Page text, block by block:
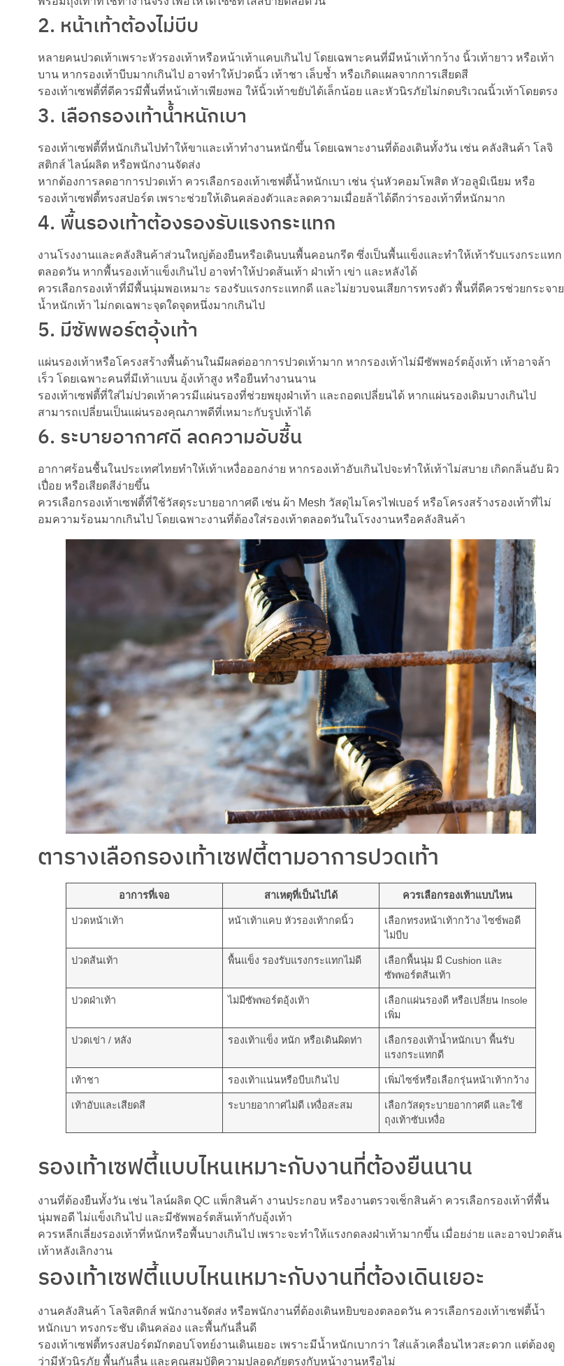
2. หน้าเท้าต้องไม่บีบ
หลายคนปวดเท้าเพราะหัวรองเท้าหรือหน้าเท้าแคบเกินไป โดยเฉพาะคนที่มีหน้าเท้ากว้าง นิ้วเท้ายาว หรือเท้า
บาน หากรองเท้าบีบมากเกินไป อาจทำให้ปวดนิ้ว เท้าชา เล็บช้ำ หรือเกิดแผลจากการเสียดสี
รองเท้าเซฟตี้ที่ดีควรมีพื้นที่หน้าเท้าเพียงพอ ให้นิ้วเท้าขยับได้เล็กน้อย และหัวนิรภัยไม่กดบริเวณนิ้วเท้าโดยตรง
3. เลือกรองเท้าน้ำหนักเบา
รองเท้าเซฟตี้ที่หนักเกินไปทำให้ขาและเท้าทำงานหนักขึ้น โดยเฉพาะงานที่ต้องเดินทั้งวัน เช่น คลังสินค้า โลจิ
สติกส์ ไลน์ผลิต หรือพนักงานจัดส่ง
หากต้องการลดอาการปวดเท้า ควรเลือกรองเท้าเซฟตี้น้ำหนักเบา เช่น รุ่นหัวคอมโพสิต หัวอลูมิเนียม หรือ
รองเท้าเซฟตี้ทรงสปอร์ต เพราะช่วยให้เดินคล่องตัวและลดความเมื่อยล้าได้ดีกว่ารองเท้าที่หนักมาก
4. พื้นรองเท้าต้องรองรับแรงกระแทก
งานโรงงานและคลังสินค้าส่วนใหญ่ต้องยืนหรือเดินบนพื้นคอนกรีต ซึ่งเป็นพื้นแข็งและทำให้เท้ารับแรงกระแทก
ตลอดวัน หากพื้นรองเท้าแข็งเกินไป อาจทำให้ปวดส้นเท้า ฝ่าเท้า เข่า และหลังได้
ควรเลือกรองเท้าที่มีพื้นนุ่มพอเหมาะ รองรับแรงกระแทกดี และไม่ยวบจนเสียการทรงตัว พื้นที่ดีควรช่วยกระจาย
น้ำหนักเท้า ไม่กดเฉพาะจุดใดจุดหนึ่งมากเกินไป
5. มีซัพพอร์ตอุ้งเท้า
แผ่นรองเท้าหรือโครงสร้างพื้นด้านในมีผลต่ออาการปวดเท้ามาก หากรองเท้าไม่มีซัพพอร์ตอุ้งเท้า เท้าอาจล้า
เร็ว โดยเฉพาะคนที่มีเท้าแบน อุ้งเท้าสูง หรือยืนทำงานนาน
รองเท้าเซฟตี้ที่ใส่ไม่ปวดเท้าควรมีแผ่นรองที่ช่วยพยุงฝ่าเท้า และถอดเปลี่ยนได้ หากแผ่นรองเดิมบางเกินไป
สามารถเปลี่ยนเป็นแผ่นรองคุณภาพดีที่เหมาะกับรูปเท้าได้
6. ระบายอากาศดี ลดความอับชื้น
อากาศร้อนชื้นในประเทศไทยทำให้เท้าเหงื่อออกง่าย หากรองเท้าอับเกินไปจะทำให้เท้าไม่สบาย เกิดกลิ่นอับ ผิว
เปื่อย หรือเสียดสีง่ายขึ้น
ควรเลือกรองเท้าเซฟตี้ที่ใช้วัสดุระบายอากาศดี เช่น ผ้า Mesh วัสดุไมโครไฟเบอร์ หรือโครงสร้างรองเท้าที่ไม่
อมความร้อนมากเกินไป โดยเฉพาะงานที่ต้องใส่รองเท้าตลอดวันในโรงงานหรือคลังสินค้า
ตารางเลือกรองเท้าเซฟตี้ตามอาการปวดเท้า
อาการที่เจอ สาเหตุที่เป็นไปได้ ควรเลือกรองเท้าแบบไหน
ปวดหน้าเท้า หน้าเท้าแคบ หัวรองเท้ากดนิ้ว
เลือกทรงหน้าเท้ากว้าง ไซซ์พอดี
ไม่บีบ
ปวดส้นเท้า พื้นแข็ง รองรับแรงกระแทกไม่ดี
เลือกพื้นนุ่ม มี Cushion และ
ซัพพอร์ตส้นเท้า
ปวดฝ่าเท้า ไม่มีซัพพอร์ตอุ้งเท้า
เลือกแผ่นรองดี หรือเปลี่ยน Insole
เพิ่ม
ปวดเข่า / หลัง รองเท้าแข็ง หนัก หรือเดินผิดท่า
เลือกรองเท้าน้ำหนักเบา พื้นรับ
แรงกระแทกดี
เท้าชา รองเท้าแน่นหรือบีบเกินไป เพิ่มไซซ์หรือเลือกรุ่นหน้าเท้ากว้าง
เท้าอับและเสียดสี ระบายอากาศไม่ดี เหงื่อสะสม
เลือกวัสดุระบายอากาศดี และใช้
ถุงเท้าซับเหงื่อ
รองเท้าเซฟตี้แบบไหนเหมาะกับงานที่ต้องยืนนาน
งานที่ต้องยืนทั้งวัน เช่น ไลน์ผลิต QC แพ็กสินค้า งานประกอบ หรืองานตรวจเช็กสินค้า ควรเลือกรองเท้าที่พื้น
นุ่มพอดี ไม่แข็งเกินไป และมีซัพพอร์ตส้นเท้ากับอุ้งเท้า
ควรหลีกเลี่ยงรองเท้าที่หนักหรือพื้นบางเกินไป เพราะจะทำให้แรงกดลงฝ่าเท้ามากขึ้น เมื่อยง่าย และอาจปวดส้น
เท้าหลังเลิกงาน
รองเท้าเซฟตี้แบบไหนเหมาะกับงานที่ต้องเดินเยอะ
งานคลังสินค้า โลจิสติกส์ พนักงานจัดส่ง หรือพนักงานที่ต้องเดินหยิบของตลอดวัน ควรเลือกรองเท้าเซฟตี้น้ำ
หนักเบา ทรงกระชับ เดินคล่อง และพื้นกันลื่นดี
รองเท้าเซฟตี้ทรงสปอร์ตมักตอบโจทย์งานเดินเยอะ เพราะมีน้ำหนักเบากว่า ใส่แล้วเคลื่อนไหวสะดวก แต่ต้องดู
ว่ามีหัวนิรภัย พื้นกันลื่น และคุณสมบัติความปลอดภัยตรงกับหน้างานหรือไม่